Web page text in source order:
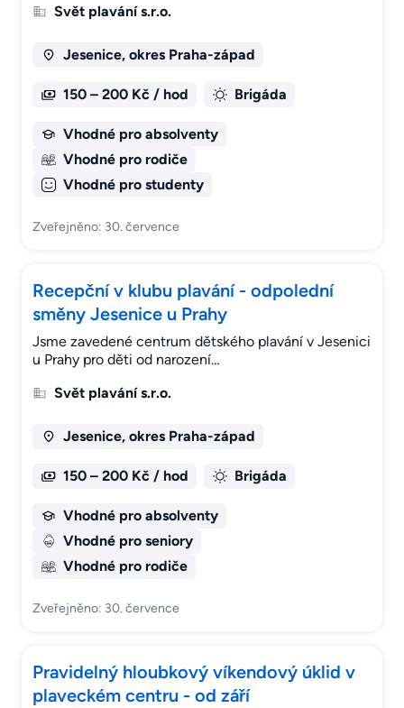
Svět plavání s.r.o.
Jesenice, okres Praha-západ
150 – 200 Kč / hod Brigáda
Vhodné pro absolventy
Vhodné pro rodiče
Vhodné pro studenty
Zveřejněno: 30. července
Recepční v klubu plavání - odpolední
směny Jesenice u Prahy
Jsme zavedené centrum dětského plavání v Jesenici
u Prahy pro děti od narození…
Svět plavání s.r.o.
Jesenice, okres Praha-západ
150 – 200 Kč / hod Brigáda
Vhodné pro absolventy
Vhodné pro seniory
Vhodné pro rodiče
Zveřejněno: 30. července
Pravidelný hloubkový víkendový úklid v
plaveckém centru - od září